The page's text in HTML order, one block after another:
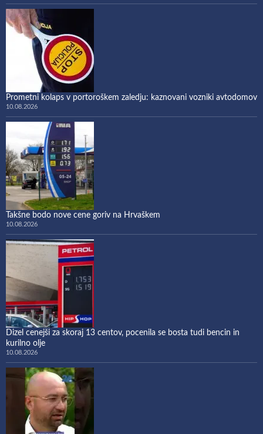
Prometni kolaps v portoroškem zaledju: kaznovani vozniki avtodomov
10.08.2026
Takšne bodo nove cene goriv na Hrvaškem
10.08.2026
Dizel cenejši za skoraj 13 centov, pocenila se bosta tudi bencin in
kurilno olje
10.08.2026